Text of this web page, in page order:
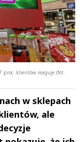
proc. klientów reaguje (fot.
w sklepach
ale